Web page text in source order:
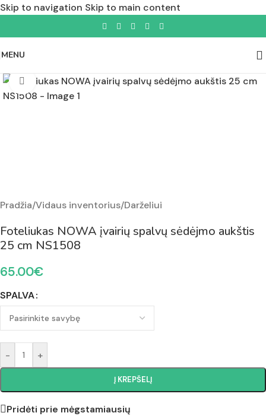
Skip to navigation Skip to main content
MENU
Padidinti nuotrauką
Pradžia/Vidaus inventorius/Darželiui
Foteliukas NOWA įvairių spalvų sėdėjmo aukštis
25 cm NS1508
65.00€
SPALVA
- +
Į KREPŠELĮ
Pridėti prie mėgstamiausių